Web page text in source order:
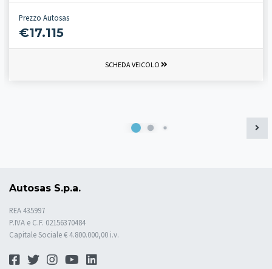
Prezzo Autosas
€17.115
SCHEDA VEICOLO
Autosas S.p.a.
REA 435997
P.IVA e C.F. 02156370484
Capitale Sociale € 4.800.000,00 i.v.